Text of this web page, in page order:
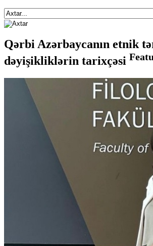
Qərbi Azərbaycanın etnik
dəyişikliklərin tarixçəsi